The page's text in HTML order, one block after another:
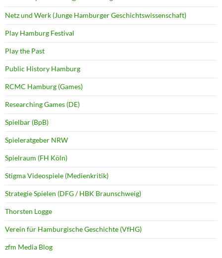
Netz und Werk (Junge Hamburger Geschichtswissenschaft)
Play Hamburg Festival
Play the Past
Public History Hamburg
RCMC Hamburg (Games)
Researching Games (DE)
Spielbar (BpB)
Spieleratgeber NRW
Spielraum (FH Köln)
Stigma Videospiele (Medienkritik)
Strategie Spielen (DFG / HBK Braunschweig)
Thorsten Logge
Verein für Hamburgische Geschichte (VfHG)
zfm Media Blog